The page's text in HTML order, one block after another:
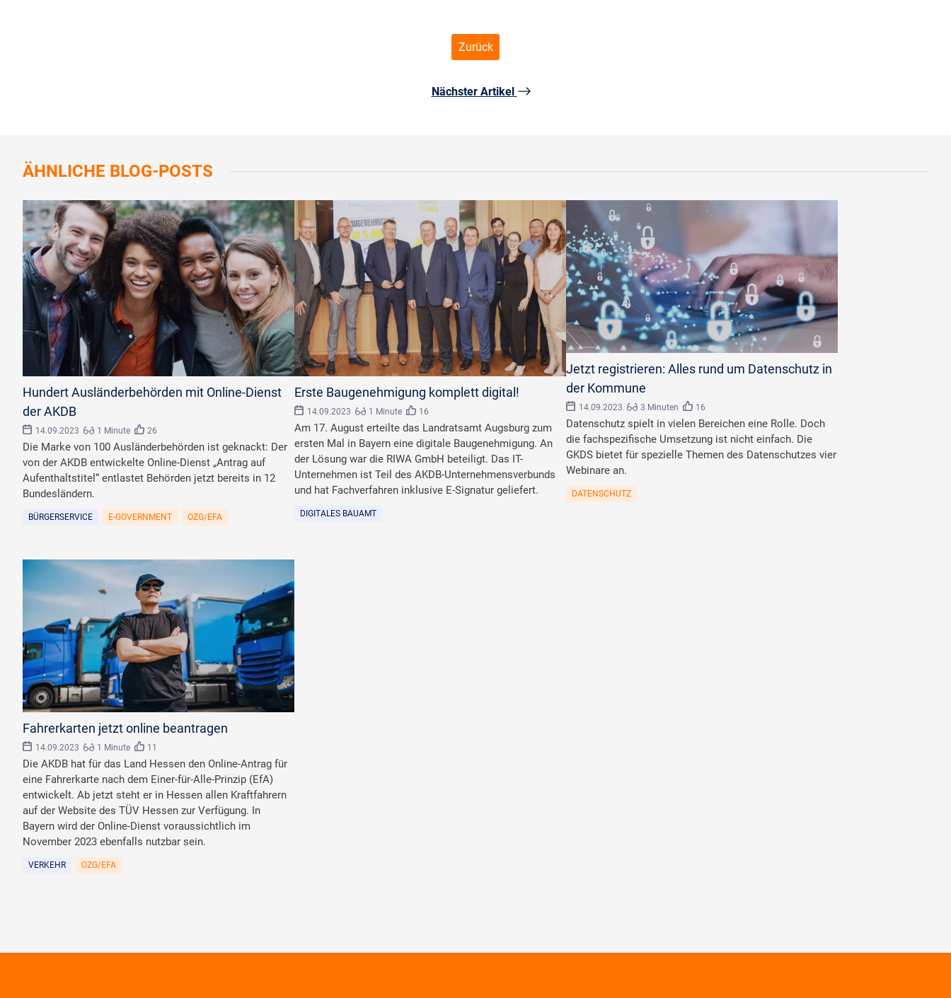
Zurück
Nächster Artikel
ÄHNLICHE BLOG-POSTS
Hundert Ausländerbehörden mit Online-Dienst
der AKDB
14.09.2023 1 Minute 26
Die Marke von 100 Ausländerbehörden ist geknackt: Der
von der AKDB entwickelte Online-Dienst „Antrag auf
Aufenthaltstitel“ entlastet Behörden jetzt bereits in 12
Bundesländern.
BÜRGERSERVICE E-GOVERNMENT OZG/EFA
Erste Baugenehmigung komplett digital!
14.09.2023 1 Minute 16
Am 17. August erteilte das Landratsamt Augsburg zum
ersten Mal in Bayern eine digitale Baugenehmigung. An
der Lösung war die RIWA GmbH beteiligt. Das IT-
Unternehmen ist Teil des AKDB-Unternehmensverbunds
und hat Fachverfahren inklusive E-Signatur geliefert.
DIGITALES BAUAMT
Jetzt registrieren: Alles rund um Datenschutz in
der Kommune
14.09.2023 3 Minuten 16
Datenschutz spielt in vielen Bereichen eine Rolle. Doch
die fachspezifische Umsetzung ist nicht einfach. Die
GKDS bietet für spezielle Themen des Datenschutzes vier
Webinare an.
DATENSCHUTZ
Fahrerkarten jetzt online beantragen
14.09.2023 1 Minute 11
Die AKDB hat für das Land Hessen den Online-Antrag für
eine Fahrerkarte nach dem Einer-für-Alle-Prinzip (EfA)
entwickelt. Ab jetzt steht er in Hessen allen Kraftfahrern
auf der Website des TÜV Hessen zur Verfügung. In
Bayern wird der Online-Dienst voraussichtlich im
November 2023 ebenfalls nutzbar sein.
VERKEHR OZG/EFA